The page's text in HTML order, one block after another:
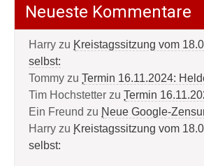
Neueste Kommentare
Harry zu Kreistagssitzung vom
selbst:
Tommy zu Termin 16.11.2024:
Tim Hochstetter zu Termin
Ein Freund zu Neue Google-
Harry zu Kreistagssitzung vom
selbst: